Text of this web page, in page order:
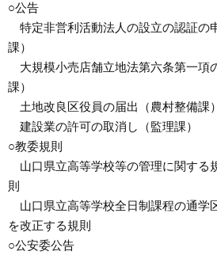
○公告
特定非営利活動法人の設立の認証の
課）
大規模小売店舗立地法第六条第一項
課）
土地改良区役員の届出（農村整備課）
建設業の許可の取消し（監理課）
○教委規則
山口県立高等学校等の管理に関する
則
山口県立高等学校全日制課程の通学
を改正する規則
○公安委公告